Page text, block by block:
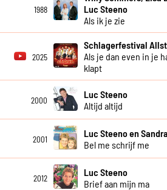
1988
Luc Steeno
Als ik je zie
2025
Schlagerfestival
Als je dan even in je
klapt
2000
Luc Steeno
Altijd altijd
2001
Luc Steeno en
Bel me schrijf me
2012
Luc Steeno
Brief aan mijn ma